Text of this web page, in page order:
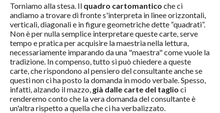
Torniamo alla stesa. Il quadro cartomantico che ci
andiamo a trovare di fronte s'interpreta in linee orizzontali,
verticali, diagonali e in figure geometriche dette “quadrati”.
Non è per nulla semplice interpretare queste carte, serve
tempo e pratica per acquisire la maestria nella lettura,
necessariamente imparando da una "maestra" come vuole la
tradizione. In compenso, tutto si può chiedere a queste
carte, che rispondono al pensiero del consultante anche se
questi non ci ha posto la domanda in modo verbale. Spesso,
infatti, alzando il mazzo, già dalle carte del taglio ci
renderemo conto che la vera domanda del consultante è
un'altra rispetto a quella che ci ha verbalizzato.